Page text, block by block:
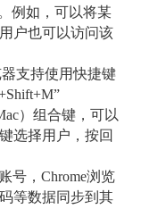
例如，可以将某
户也可以访问该
支持使用快捷键
）组合键，可以
选择用户，按回
号，Chrome浏览
等数据同步到其